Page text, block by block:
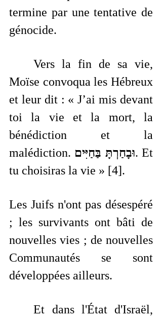
termine par une tentative de
génocide.
Moïse convoqua les Hébreux
et leur dit : « J’ai mis devant
toi la vie et la mort, la
bénédiction et la
malédiction. וּבָחַרְתָּ בַּחַיִּים. Et
tu choisiras la vie » [4].
Les Juifs n'ont pas désespéré
; les survivants ont bâti de
nouvelles vies ; de nouvelles
Communautés se sont
développées ailleurs.
	Et dans l'État d'Israël,